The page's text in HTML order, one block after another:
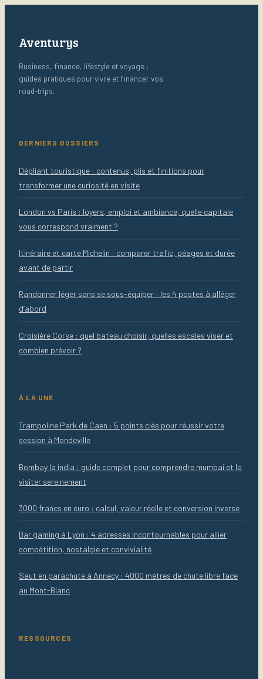
Aventurys
Business, finance, lifestyle et voyage :
guides pratiques pour vivre et financer vos
road-trips.
DERNIERS DOSSIERS
Dépliant touristique : contenus, plis et finitions pour
transformer une curiosité en visite
London vs Paris : loyers, emploi et ambiance, quelle capitale
vous correspond vraiment ?
Itinéraire et carte Michelin : comparer trafic, péages et durée
avant de partir
Randonner léger sans se sous-équiper : les 4 postes à alléger
d’abord
Croisière Corse : quel bateau choisir, quelles escales viser et
combien prévoir ?
À LA UNE
Trampoline Park de Caen : 5 points clés pour réussir votre
session à Mondeville
Bombay la india : guide complet pour comprendre mumbai et la
visiter sereinement
3000 francs en euro : calcul, valeur réelle et conversion inverse
Bar gaming à Lyon : 4 adresses incontournables pour allier
compétition, nostalgie et convivialité
Saut en parachute à Annecy : 4000 mètres de chute libre face
au Mont-Blanc
RESSOURCES